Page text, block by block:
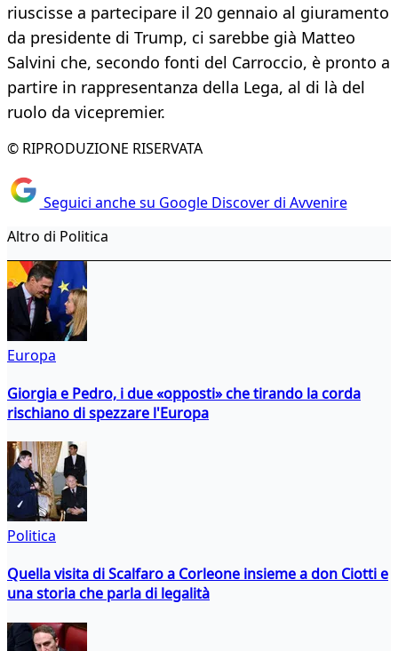
riuscisse a partecipare il 20 gennaio al giuramento
da presidente di Trump, ci sarebbe già Matteo
Salvini che, secondo fonti del Carroccio, è pronto a
partire in rappresentanza della Lega, al di là del
ruolo da vicepremier.
© RIPRODUZIONE RISERVATA
Seguici anche su Google Discover di Avvenire
Altro di Politica
Europa
Giorgia e Pedro, i due «opposti» che tirando la corda
rischiano di spezzare l'Europa
Politica
Quella visita di Scalfaro a Corleone insieme a don Ciotti e
una storia che parla di legalità